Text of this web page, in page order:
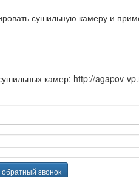
сушильную камеру и
камер: http://agapov-
звонок